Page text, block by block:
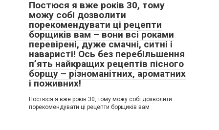
Постюся я вже років 30, тому
можу собі дозволити
порекомендувати ці рецепти
борщиків вам – вони всі роками
перевірені, дуже смачні, ситні і
наваристі! Ось без перебільшення
п’ять найкращих рецептів пісного
борщу – різноманітних, ароматних
і поживних!
Постюся я вже років 30, тому можу собі дозволити
порекомендувати ці рецепти борщиків вам